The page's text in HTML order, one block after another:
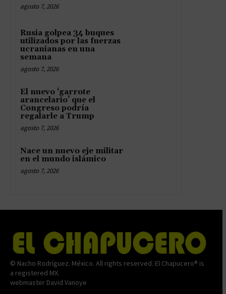
agosto 7, 2026
Rusia golpea 34 buques
utilizados por las fuerzas
ucranianas en una
semana
agosto 7, 2026
El nuevo ‘garrote
arancelario’ que el
Congreso podría
regalarle a Trump
agosto 7, 2026
Nace un nuevo eje militar
en el mundo islámico
agosto 7, 2026
© Nacho Rodríguez. México. All rights reserved. El Chapucero® is
a registered MX.
webmaster David Vanoye